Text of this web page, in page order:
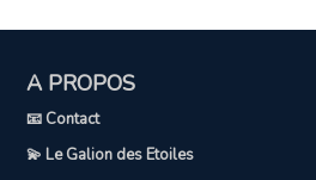
A PROPOS
📧 Contact
💫 Le Galion des Etoiles